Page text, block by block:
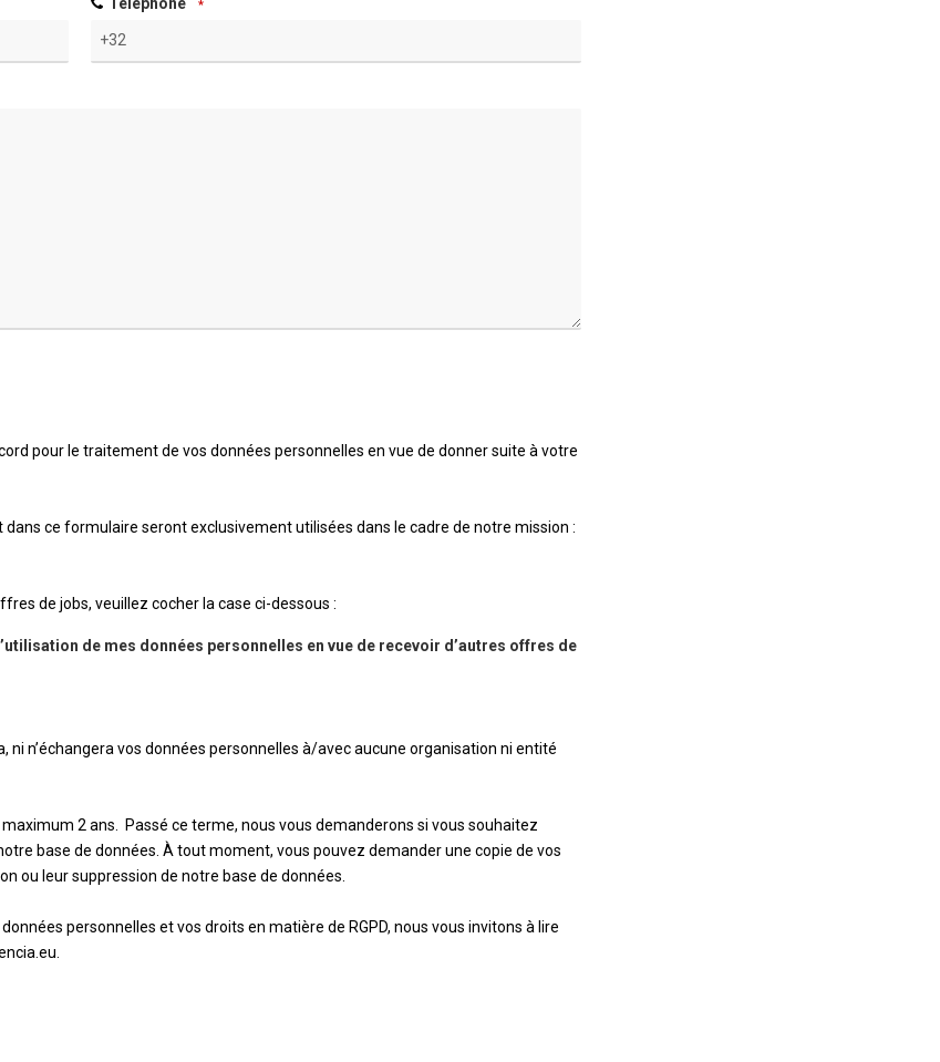
*
pour le traitement de vos données personnelles en vue de donner suite à votre
ce formulaire seront exclusivement utilisées dans le cadre de notre mission :
de jobs, veuillez cocher la case ci-dessous :
de mes données personnelles en vue de recevoir d’autres offres de
n’échangera vos données personnelles à/avec aucune organisation ni entité
2 ans. Passé ce terme, nous vous demanderons si vous souhaitez
base de données. À tout moment, vous pouvez demander une copie de vos
ou leur suppression de notre base de données.
personnelles et vos droits en matière de RGPD, nous vous invitons à lire